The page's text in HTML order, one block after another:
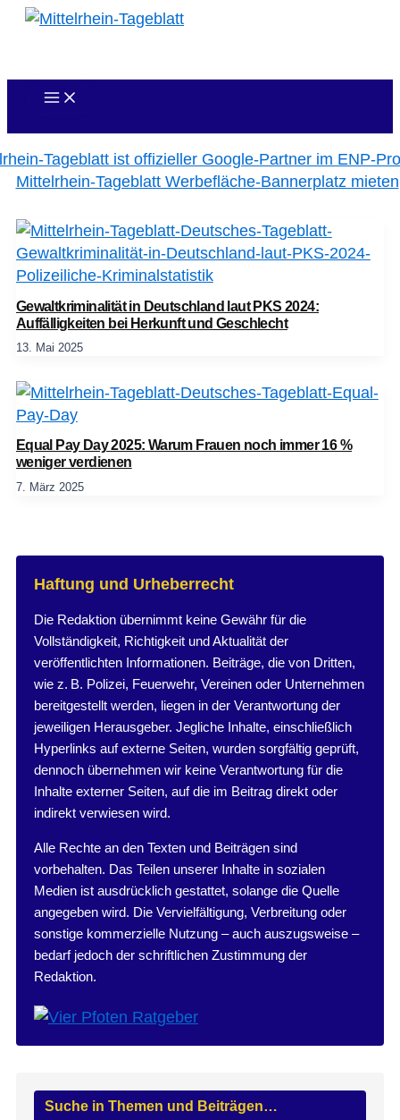
Zum
Gewaltkriminalität in Deutschland laut PKS 2024:
Auffälligkeiten bei Herkunft und Geschlecht
13. Mai 2025
Equal Pay Day 2025: Warum Frauen noch immer 16 %
weniger verdienen
7. März 2025
Haftung und Urheberrecht
Die Redaktion übernimmt keine Gewähr für die
Vollständigkeit, Richtigkeit und Aktualität der
veröffentlichten Informationen. Beiträge, die von Dritten,
wie z. B. Polizei, Feuerwehr, Vereinen oder Unternehmen
bereitgestellt werden, liegen in der Verantwortung der
jeweiligen Herausgeber. Jegliche Inhalte, einschließlich
Hyperlinks auf externe Seiten, wurden sorgfältig geprüft,
dennoch übernehmen wir keine Verantwortung für die
Inhalte externer Seiten, auf die im Beitrag direkt oder
indirekt verwiesen wird.
Alle Rechte an den Texten und Beiträgen sind
vorbehalten. Das Teilen unserer Inhalte in sozialen
Medien ist ausdrücklich gestattet, solange die Quelle
angegeben wird. Die Vervielfältigung, Verbreitung oder
sonstige kommerzielle Nutzung – auch auszugsweise –
bedarf jedoch der schriftlichen Zustimmung der
Redaktion.
Suche in Themen und Beiträgen…